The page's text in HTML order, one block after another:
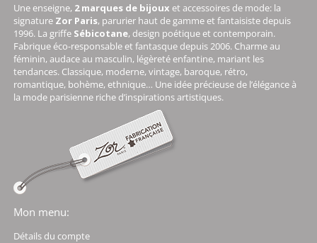
Une enseigne, 2 marques de bijoux et accessoires de mode: la
signature Zor Paris, parurier haut de gamme et fantaisiste depuis
1996. La griffe Sébicotane, design poétique et contemporain.
Fabrique éco-responsable et fantasque depuis 2006. Charme au
féminin, audace au masculin, légèreté enfantine, mariant les
tendances. Classique, moderne, vintage, baroque, rétro,
romantique, bohème, ethnique… Une idée précieuse de l’élégance à
la mode parisienne riche d’inspirations artistiques.
Mon menu:
Détails du compte